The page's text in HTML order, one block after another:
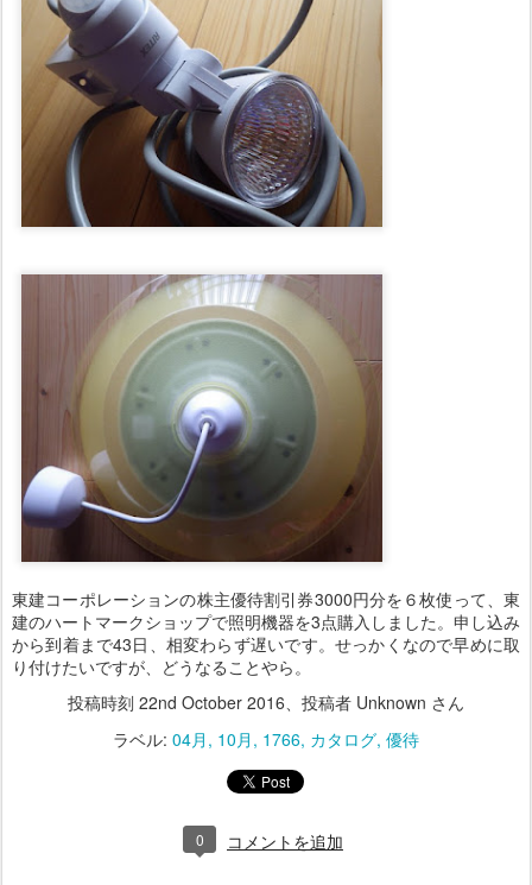
東建コーポレーションの株主優待割引券3000円分を６枚使って、東
建のハートマークショップで照明機器を3点購入しました。申し込み
から到着まで43日、相変わらず遅いです。せっかくなので早めに取
り付けたいですが、どうなることやら。
投稿時刻 22nd October 2016 、投稿者 Unknown さん
ラベル: 04月 10月 1766 カタログ 優待
0 コメントを追加